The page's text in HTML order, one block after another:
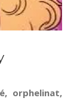
orphelinat,